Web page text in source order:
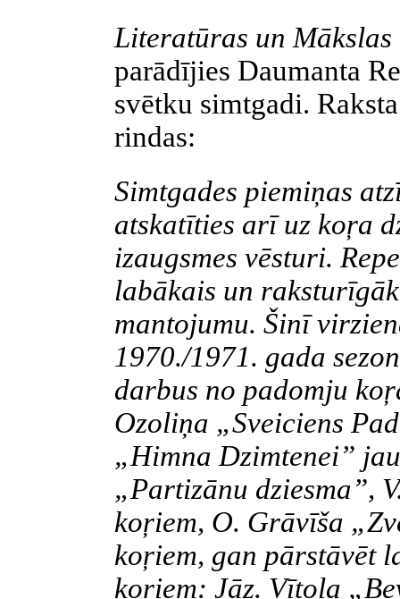
Literatūras un Mākslas
parādījies Daumanta
svētku simtgadi.
rindas:
Simtgades piemiņas
atskatīties arī uz koŗa
izaugsmes vēsturi.
labākais un
mantojumu. Šinī
1970./1971. gada
darbus no padomju
Ozoliņa „Sveiciens
„Himna Dzimtenei”
„Partizānu dziesma”,
koŗiem, O. Grāvīša
koŗiem, gan pārstāvēt
koŗiem: Jāz. Vītola